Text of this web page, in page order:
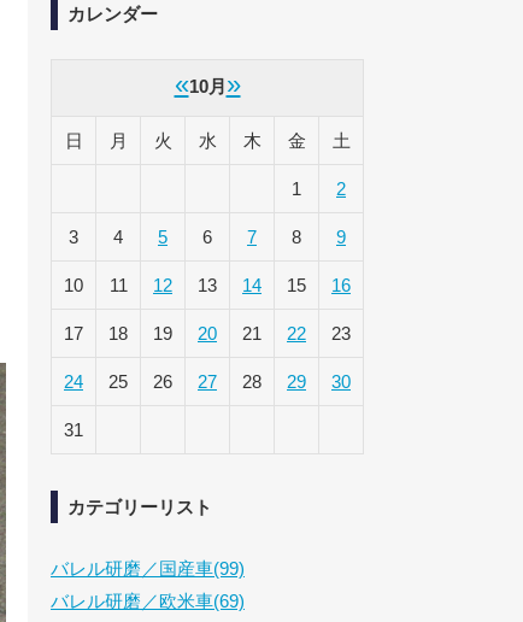
カレンダー
«10月 »
日 月 火 水 木 金 土
1 2
3 4 5 6 7 8 9
10 11 12 13 14 15 16
17 18 19 20 21 22 23
24 25 26 27 28 29 30
31
カテゴリーリスト
バレル研磨／国産車(99)
バレル研磨／欧米車(69)